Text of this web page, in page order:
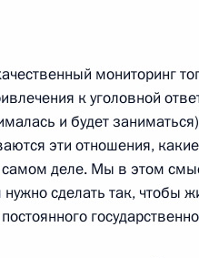
иностранными
поздравил
академика РАН
мониторинг
к уголовной
и будет
эти отношения,
самом деле. Мы в этом
сделать так, чтобы